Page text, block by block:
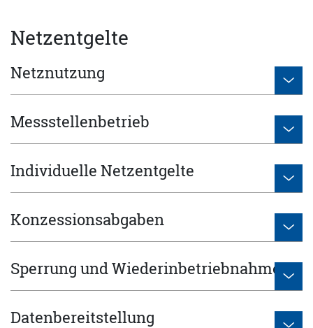
Netzentgelte
Netznutzung
Messstellenbetrieb
Individuelle Netzentgelte
Konzessionsabgaben
Sperrung und Wiederinbetriebnahme
Datenbereitstellung